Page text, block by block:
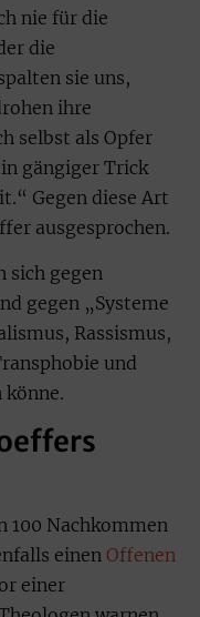
nie für die
die
sie uns,
ihre
selbst als Opfer
gängiger Trick
Gegen diese Art
ausgesprochen.
sich gegen
gegen „Systeme
Rassismus,
und
100 Nachkommen
einen Offenen
einer